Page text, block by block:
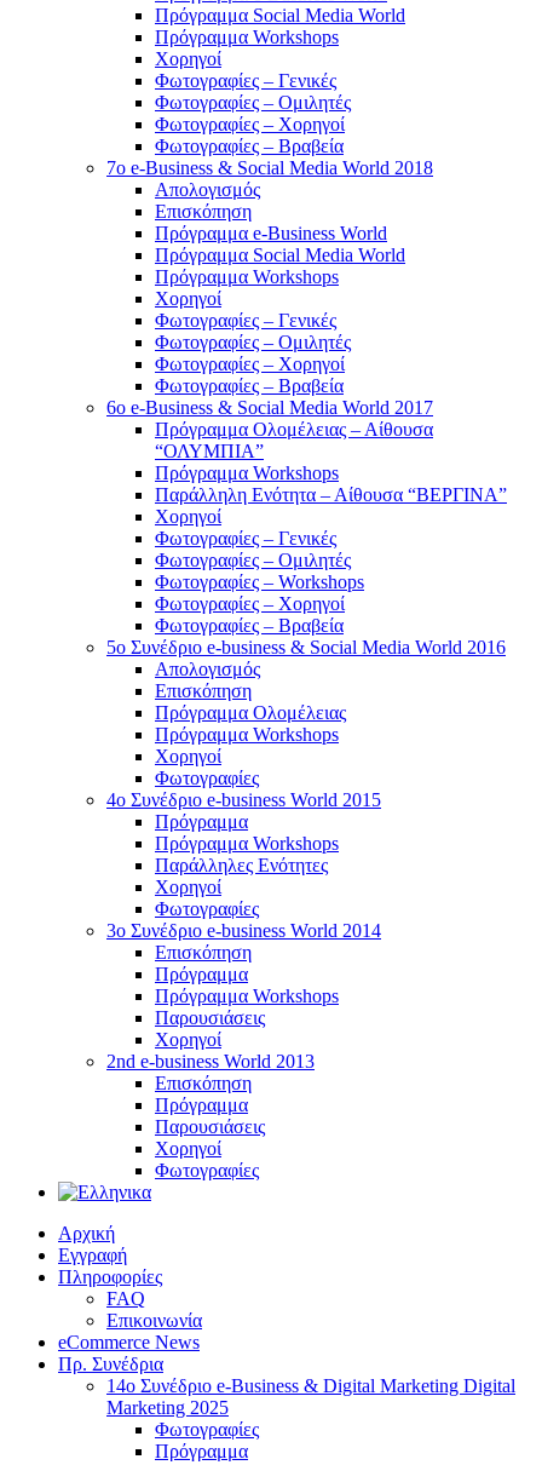
Πρόγραμμα Social Media World
Πρόγραμμα Workshops
Χορηγοί
Φωτογραφίες – Γενικές
Φωτογραφίες – Ομιλητές
Φωτογραφίες – Χορηγοί
Φωτογραφίες – Βραβεία
7o e-Business & Social Media World 2018
Απολογισμός
Επισκόπηση
Πρόγραμμα e-Business World
Πρόγραμμα Social Media World
Πρόγραμμα Workshops
Χορηγοί
Φωτογραφίες – Γενικές
Φωτογραφίες – Ομιλητές
Φωτογραφίες – Χορηγοί
Φωτογραφίες – Βραβεία
6o e-Business & Social Media World 2017
Πρόγραμμα Ολομέλειας – Αίθουσα
“ΟΛΥΜΠΙΑ”
Πρόγραμμα Workshops
Παράλληλη Ενότητα – Αίθουσα “ΒΕΡΓΙΝΑ”
Χορηγοί
Φωτογραφίες – Γενικές
Φωτογραφίες – Ομιλητές
Φωτογραφίες – Workshops
Φωτογραφίες – Χορηγοί
Φωτογραφίες – Βραβεία
5o Συνέδριο e-business & Social Media World 2016
Απολογισμός
Επισκόπηση
Πρόγραμμα Ολομέλειας
Πρόγραμμα Workshops
Χορηγοί
Φωτογραφίες
4o Συνέδριο e-business World 2015
Πρόγραμμα
Πρόγραμμα Workshops
Παράλληλες Ενότητες
Χορηγοί
Φωτογραφίες
3ο Συνέδριο e-business World 2014
Επισκόπηση
Πρόγραμμα
Πρόγραμμα Workshops
Παρουσιάσεις
Χορηγοί
2nd e-business World 2013
Επισκόπηση
Πρόγραμμα
Παρουσιάσεις
Χορηγοί
Φωτογραφίες
Αρχική
Εγγραφή
Πληροφορίες
FAQ
Επικοινωνία
eCommerce News
Πρ. Συνέδρια
14o Συνέδριο e-Business & Digital Marketing Digital
Marketing 2025
Φωτογραφίες
Πρόγραμμα